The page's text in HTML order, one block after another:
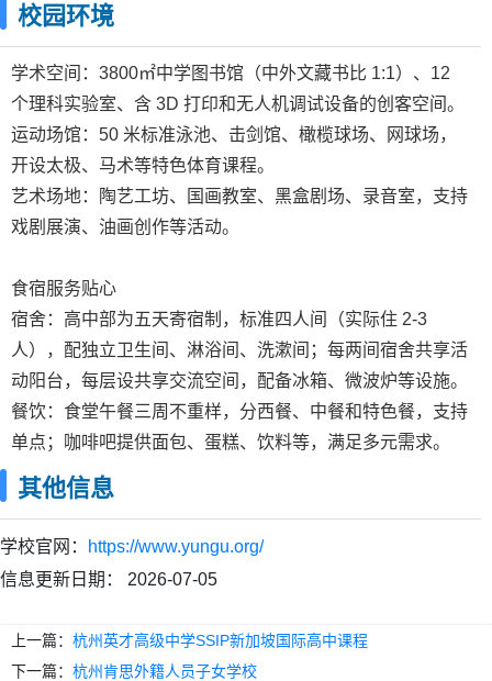
校园环境
学术空间：3800㎡中学图书馆（中外文藏书比 1:1）、12
个理科实验室、含 3D 打印和无人机调试设备的创客空间。
运动场馆：50 米标准泳池、击剑馆、橄榄球场、网球场，
开设太极、马术等特色体育课程。
艺术场地：陶艺工坊、国画教室、黑盒剧场、录音室，支持
戏剧展演、油画创作等活动。
食宿服务贴心
宿舍：高中部为五天寄宿制，标准四人间（实际住 2-3
人），配独立卫生间、淋浴间、洗漱间；每两间宿舍共享活
动阳台，每层设共享交流空间，配备冰箱、微波炉等设施。
餐饮：食堂午餐三周不重样，分西餐、中餐和特色餐，支持
单点；咖啡吧提供面包、蛋糕、饮料等，满足多元需求。
其他信息
学校官网：
https://www.yungu.org/
信息更新日期：
2026-07-05
上一篇： 杭州英才高级中学SSIP新加坡国际高中课程
下一篇： 杭州肯思外籍人员子女学校